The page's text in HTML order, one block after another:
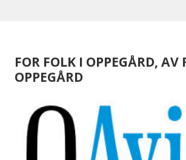
FOR FOLK I OPPEGÅRD, AV
OPPEGÅRD